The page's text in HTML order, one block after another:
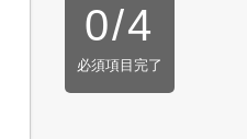
0/4
必須項目完了